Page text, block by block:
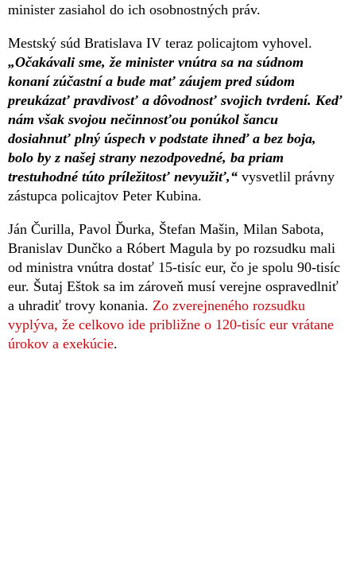
minister zasiahol do ich osobnostných práv.
Mestský súd Bratislava IV teraz policajtom vyhovel.
„Očakávali sme, že minister vnútra sa na súdnom
konaní zúčastní a bude mať záujem pred súdom
preukázať pravdivosť a dôvodnosť svojich tvrdení. Keď
nám však svojou nečinnosťou ponúkol šancu
dosiahnuť plný úspech v podstate ihneď a bez boja,
bolo by z našej strany nezodpovedné, ba priam
trestuhodné túto príležitosť nevyužiť,“ vysvetlil právny
zástupca policajtov Peter Kubina.
Ján Čurilla, Pavol Ďurka, Štefan Mašin, Milan Sabota,
Branislav Dunčko a Róbert Magula by po rozsudku mali
od ministra vnútra dostať 15-tisíc eur, čo je spolu 90-tisíc
eur. Šutaj Eštok sa im zároveň musí verejne ospravedlniť
a uhradiť trovy konania. Zo zverejneného rozsudku
vyplýva, že celkovo ide približne o 120-tisíc eur vrátane
úrokov a exekúcie.